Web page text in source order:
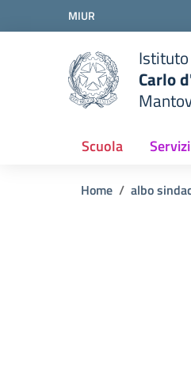
Vai ai contenuti
Vai al menu di navigazione
Vai al footer
MIUR
Carlo
Scuola Servizi
Home albo